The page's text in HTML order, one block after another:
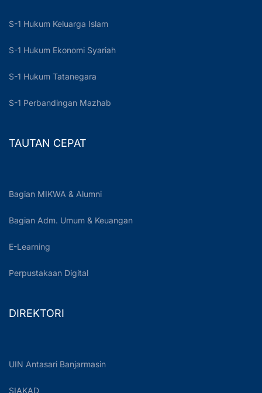
S-1 Hukum Keluarga Islam
S-1 Hukum Ekonomi Syariah
S-1 Hukum Tatanegara
S-1 Perbandingan Mazhab
TAUTAN CEPAT
Bagian MIKWA & Alumni
Bagian Adm. Umum & Keuangan
E-Learning
Perpustakaan Digital
DIREKTORI
UIN Antasari Banjarmasin
SIAKAD